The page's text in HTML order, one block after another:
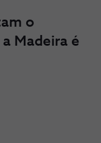
o
Madeira é